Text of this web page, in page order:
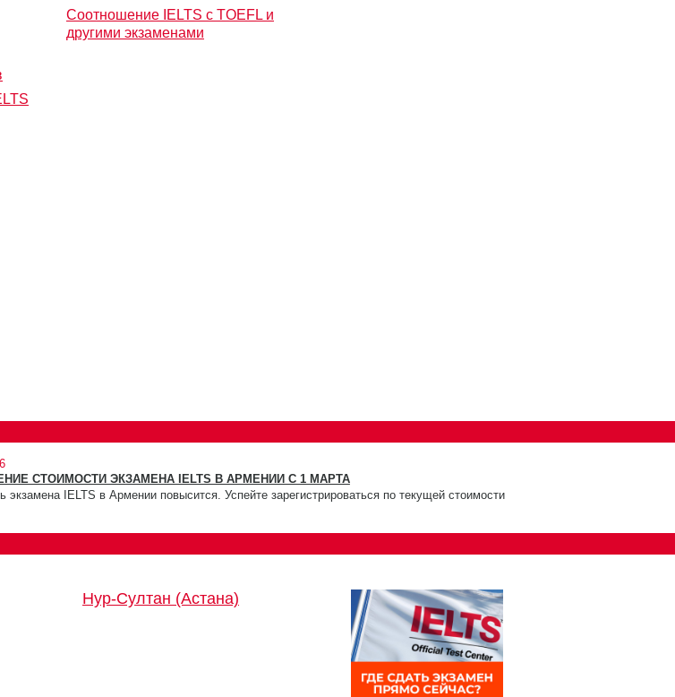
Соотношение IELTS с TOEFL и
другими экзаменами
СТОИМОСТИ ЭКЗАМЕНА IELTS В АРМЕНИИ С 1 МАРТА
экзамена IELTS в Армении повысится. Успейте зарегистрироваться по текущей стоимости
Нур-Султан (Астана)